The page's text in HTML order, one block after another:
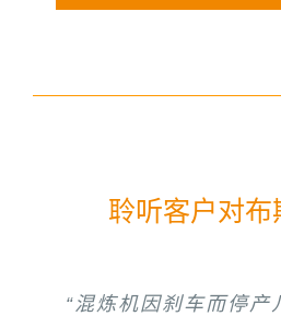
聆听客户对布
“混炼机因刹车而停产
“我对你们从项目开始
“布斯混炼机配混性
“自从我们与布斯建立
“布斯是一个很好的合
“布斯是一个很好的合
“布斯是一个优秀的合